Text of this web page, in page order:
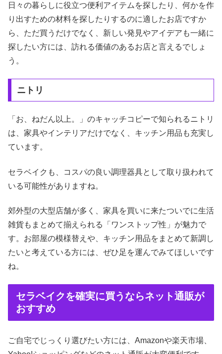
日々の暮らしに役立つ便利アイテムを探したり、何かを作
り出すための材料を探したりするのに適したお店ですか
ら、ただ買うだけでなく、新しい発見やアイデアも一緒に
探したい方には、訪れる価値のあるお店と言えるでしょ
う。
ニトリ
「お、ねだん以上。」のキャッチコピーで知られるニトリ
は、家具やインテリアだけでなく、キッチン用品も充実し
ています。
セラベイクも、コスパの良い調理器具として取り扱われて
いる可能性がありますね。
郊外型の大型店舗が多く、家具を買いに来たついでに生活
雑貨もまとめて揃えられる「ワンストップ性」が魅力で
す。お部屋の模様替えや、キッチン用品をまとめて新調し
たいと考えている方には、ぜひ足を運んでみてほしいです
ね。
セラベイクを確実に買うならネット通販が
おすすめ
ご自宅でじっくり選びたい方には、Amazonや楽天市場、